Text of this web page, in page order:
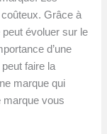
Grâce à
évoluer sur le
d’une
faire la
marque qui
marque vous